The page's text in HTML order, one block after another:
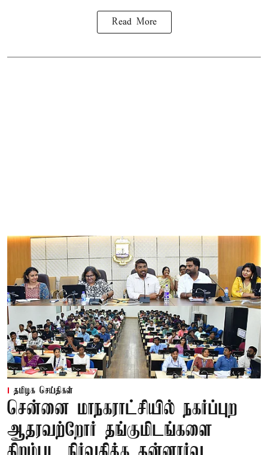
Read More
தமிழக செய்திகள்
சென்னை மாநகராட்சியில் நகர்ப்புற
ஆதரவற்றோர் தங்குமிடங்களை